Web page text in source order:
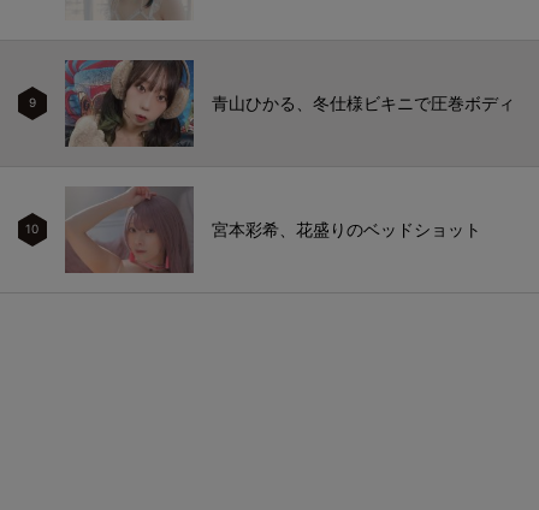
9 青山ひかる、冬仕様ビキニで圧巻ボディ
10 宮本彩希、花盛りのベッドショット